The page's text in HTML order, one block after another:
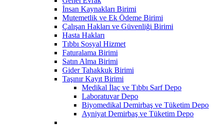
İnsan Kaynakları Birimi
Mutemetlik ve Ek Ödeme Birimi
Çalışan Hakları ve Güvenliği Birimi
Hasta Hakları
Tıbbı Sosyal Hizmet
Faturalama Birimi
Satın Alma Birimi
Gider Tahakkuk Birimi
Taşınır Kayıt Birimi
Medikal İlaç ve Tıbbı Sarf Depo
Laboratuvar Depo
Biyomedikal Demirbaş ve Tüketim Depo
Ayniyat Demirbaş ve Tüketim Depo